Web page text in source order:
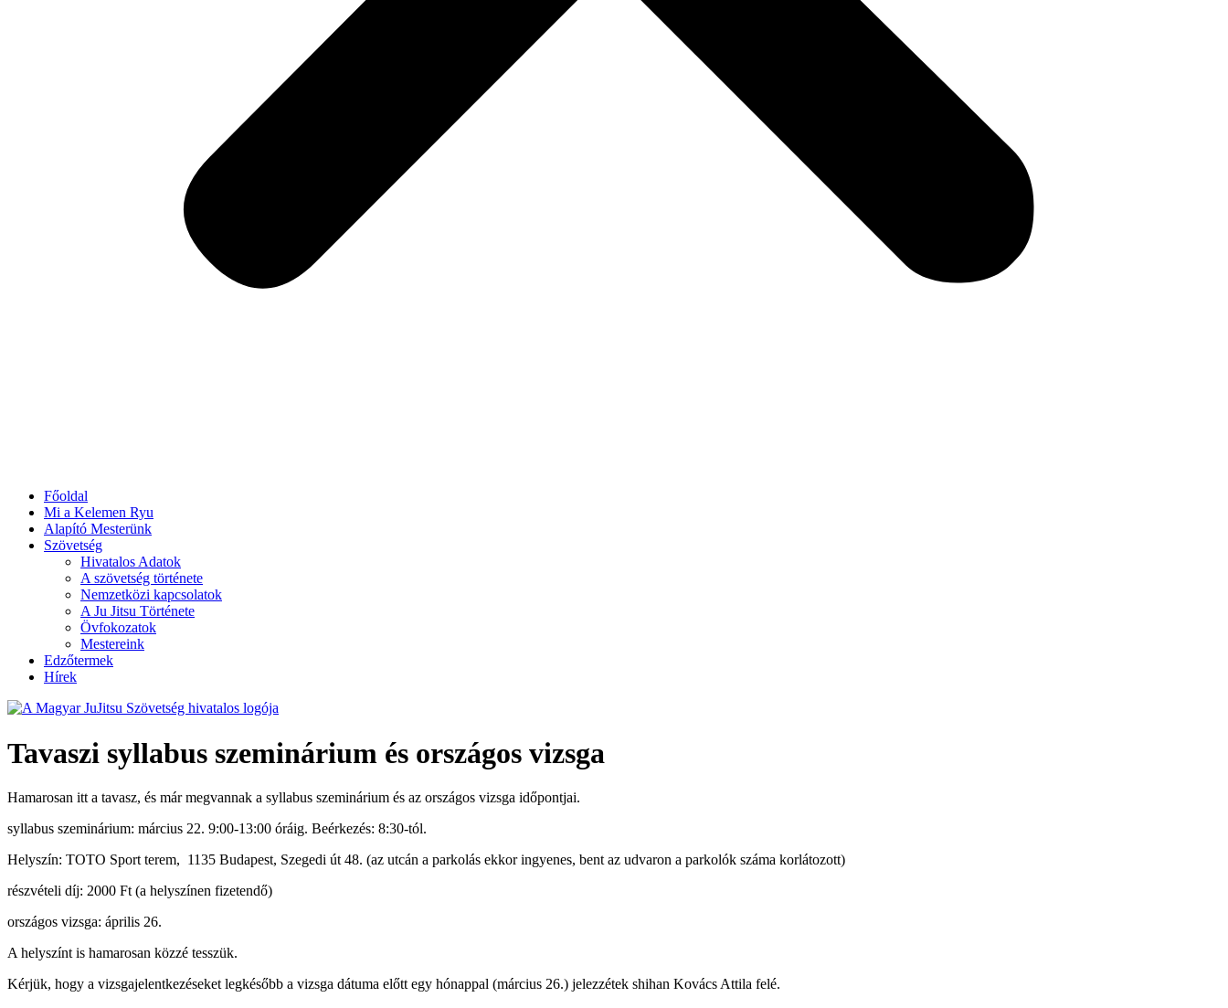
Főoldal
Mi a Kelemen Ryu
Alapító Mesterünk
Szövetség
Hivatalos Adatok
A szövetség története
Nemzetközi kapcsolatok
A Ju Jitsu Története
Övfokozatok
Mestereink
Edzőtermek
Hírek
Tavaszi syllabus szeminárium és országos vizsga
Hamarosan itt a tavasz, és már megvannak a syllabus szeminárium és az országos vizsga időpontjai.
syllabus szeminárium: március 22. 9:00-13:00 óráig. Beérkezés: 8:30-tól.
Helyszín: TOTO Sport terem, 1135 Budapest, Szegedi út 48. (az utcán a parkolás ekkor ingyenes, bent az udvaron a parkolók száma korlátozott)
részvételi díj: 2000 Ft (a helyszínen fizetendő)
országos vizsga: április 26.
A helyszínt is hamarosan közzé tesszük.
Kérjük, hogy a vizsgajelentkezéseket legkésőbb a vizsga dátuma előtt egy hónappal (március 26.) jelezzétek shihan Kovács Attila felé.